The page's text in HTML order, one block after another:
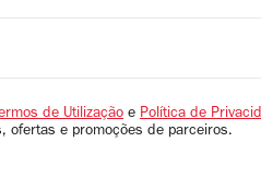
de Utilização e Política de
ofertas e promoções de parceiros.